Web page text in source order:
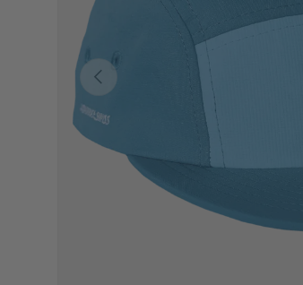
Précédent